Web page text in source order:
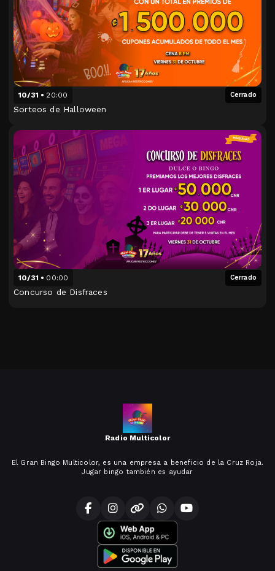
10/31 20:00 Cerrado
Sorteos de Halloween
10/31 00:00 Cerrado
Concurso de Disfraces
Radio Multicolor
El Gran Bingo Multicolor, es una empresa a beneficio de la Cruz Roja.
Jugar bingo también es ayudar